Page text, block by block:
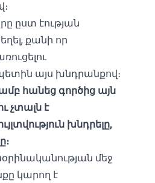
ըստ էության
քանի որ
այս խնդրանքով։
հանեց գործից այն
չտալն է
խնդրելը,
մեջ
կարող է